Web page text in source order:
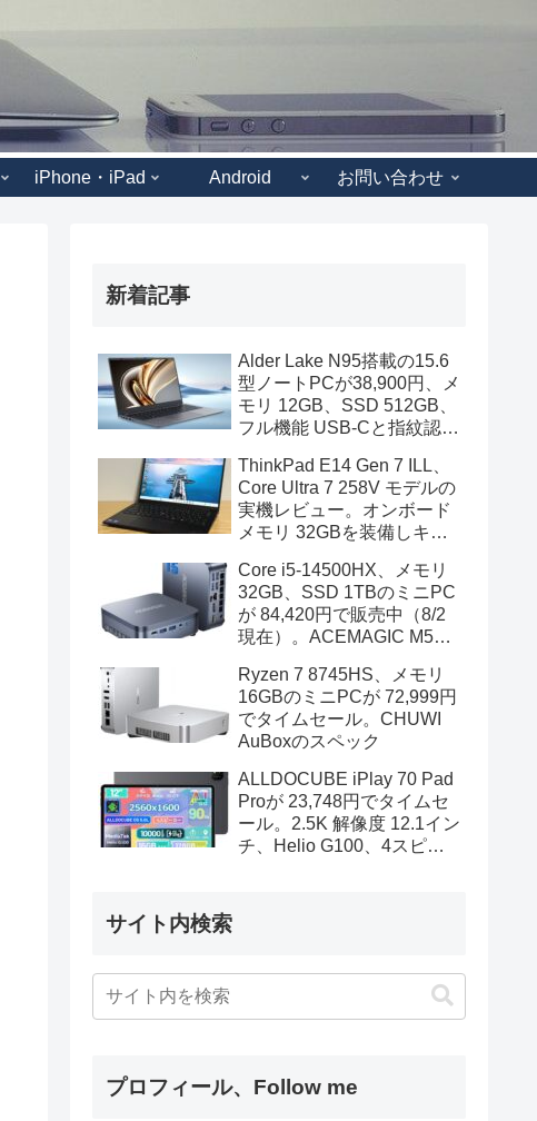
iPhone・iPad Android お問い合わせ
新着記事
Alder Lake N95搭載の15.6
型ノートPCが38,900円、メ
モリ 12GB、SSD 512GB、
フル機能 USB-Cと指紋認証
ThinkPad E14 Gen 7 ILL、
Core Ultra 7 258V モデルの
実機レビュー。オンボード
メモリ 32GBを装備しキビ
Core i5-14500HX、メモリ
32GB、SSD 1TBのミニPC
が 84,420円で販売中（8/2
現在）。ACEMAGIC M5の
Ryzen 7 8745HS、メモリ
16GBのミニPCが 72,999円
でタイムセール。CHUWI
AuBoxのスペック
ALLDOCUBE iPlay 70 Pad
Proが 23,748円でタイムセ
ール。2.5K 解像度 12.1イン
チ、Helio G100、4スピー
サイト内検索
プロフィール、Follow me